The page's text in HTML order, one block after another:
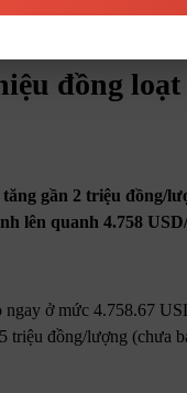
đồng
gần 2 triệu đồng/
lên quanh 4.758
ở mức 4.758.67
đồng/lượng (chưa